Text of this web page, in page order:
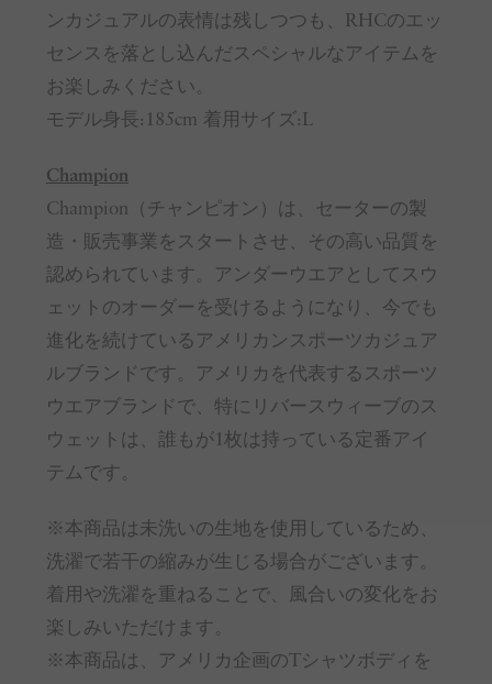
ンカジュアルの表情は残しつつも、RHCのエッ
センスを落とし込んだスペシャルなアイテムを
お楽しみください。
モデル身長:185cm 着用サイズ:L
Champion
Champion（チャンピオン）は、セーターの製
造・販売事業をスタートさせ、その高い品質を
認められています。アンダーウエアとしてスウ
ェットのオーダーを受けるようになり、今でも
進化を続けているアメリカンスポーツカジュア
ルブランドです。アメリカを代表するスポーツ
ウエアブランドで、特にリバースウィーブのス
ウェットは、誰もが1枚は持っている定番アイ
テムです。
※本商品は未洗いの生地を使用しているため、
洗濯で若干の縮みが生じる場合がございます。
着用や洗濯を重ねることで、風合いの変化をお
楽しみいただけます。
※本商品は、アメリカ企画のTシャツボディを